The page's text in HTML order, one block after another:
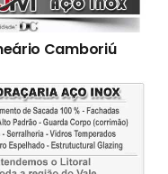
Camboriú